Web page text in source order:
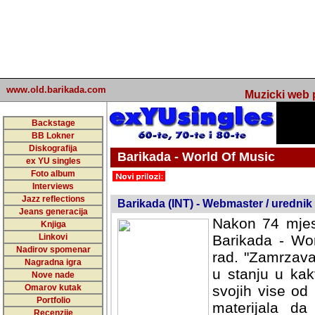
www.old.barikada.com Muzicki web
Backstage
BB Lokner
Diskografija
ex YU singles
Foto album
Interviews
Jazz reflections
Jeans generacija
Knjiga
Linkovi
Nadirov spomenar
Nagradna igra
Nove nade
Omarov kutak
Portfolio
Recenzije
Barikada - World Of Music
Barikada (INT) - Webmaster / urednik
Nakon 74
Barikada -
rad.
u stanju u
svojih vise od
materijala